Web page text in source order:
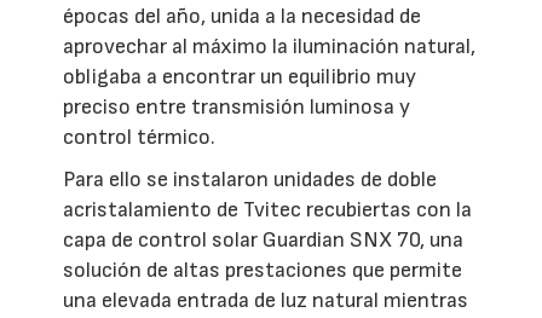
épocas del año, unida a la necesidad de
aprovechar al máximo la iluminación natural,
obligaba a encontrar un equilibrio muy
preciso entre transmisión luminosa y
control térmico.
Para ello se instalaron unidades de doble
acristalamiento de Tvitec recubiertas con la
capa de control solar Guardian SNX 70, una
solución de altas prestaciones que permite
una elevada entrada de luz natural mientras